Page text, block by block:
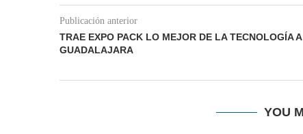
Publicación anterior
TRAE EXPO PACK LO MEJOR DE LA TECNOLOGÍA A
GUADALAJARA
YOU